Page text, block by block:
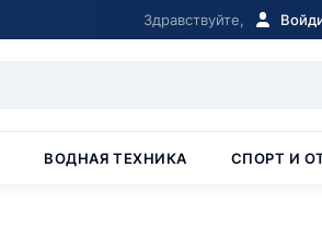
Здравствуйте,
ВОДНАЯ ТЕХНИКА СПОРТ И